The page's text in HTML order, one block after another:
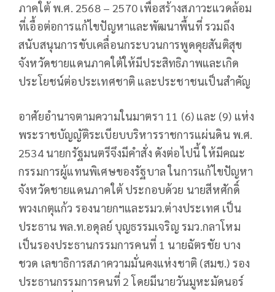
ภาคใต้ พ.ศ. 2568 – 2570 เพื่อสร้างสภาวะแวดล้อม
ที่เอื้อต่อการแก้ไขปัญหาและพัฒนาพื้นที่ รวมถึง
สนับสนุนการขับเคลื่อนกระบวนการพูดคุยสันติสุข
จังหวัดชายแดนภาคใต้ให้มีประสิทธิภาพและเกิด
ประโยชน์ต่อประเทศชาติ และประชาชนเป็นสำคัญ
อาศัยอำนาจตามความในมาตรา 11 (6) และ (9) แห่ง
พระราชบัญญัติระเบียบบริหารราชการแผ่นดิน พ.ศ.
2534 นายกรัฐมนตรีจึงมีคำสั่ง ดังต่อไปนี้ ให้มีคณะ
กรรมการผู้แทนพิเศษของรัฐบาล ในการแก้ไขปัญหา
จังหวัดชายแดนภาคใต้ ประกอบด้วย นายสีหศักดิ์
พวงเกตุแก้ว รองนายกฯและรมว.ต่างประเทศ เป็น
ประธาน พล.ท.อดุลย์ บุญธรรมเจริญ รมว.กลาโหม
เป็นรองประธานกรรมการคนที่ 1 นายฉัตรชัย บาง
ชวด เลขาธิการสภาความมั่นคงแห่งชาติ (สมช.) รอง
ประธานกรรมการคนที่ 2 โดยมีนายวันมูหะมัดนอร์